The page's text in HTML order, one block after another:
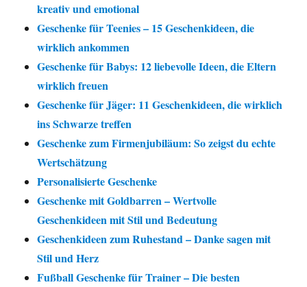
kreativ und emotional
Geschenke für Teenies – 15 Geschenkideen, die
wirklich ankommen
Geschenke für Babys: 12 liebevolle Ideen, die Eltern
wirklich freuen
Geschenke für Jäger: 11 Geschenkideen, die wirklich
ins Schwarze treffen
Geschenke zum Firmenjubiläum: So zeigst du echte
Wertschätzung
Personalisierte Geschenke
Geschenke mit Goldbarren – Wertvolle
Geschenkideen mit Stil und Bedeutung
Geschenkideen zum Ruhestand – Danke sagen mit
Stil und Herz
Fußball Geschenke für Trainer – Die besten